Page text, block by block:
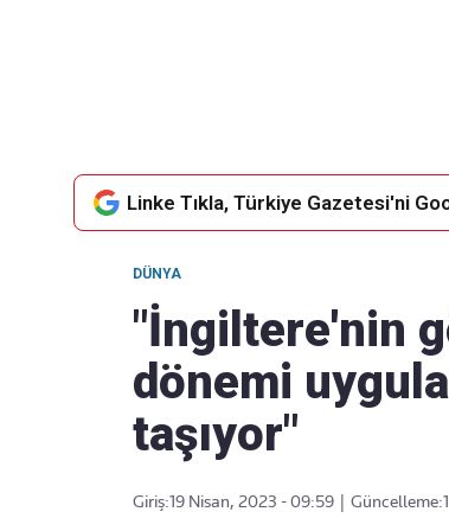
Linke Tıkla, Türkiye Gazetesi'ni
DÜNYA
"İngiltere'nin
dönemi
taşıyor"
Giriş:19 Nisan, 2023 - 09:59 Güncelleme: